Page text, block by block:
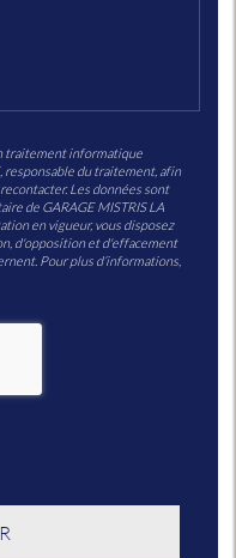
traitement informatique
, responsable du traitement, afin
Les données sont
de GARAGE MISTRIS LA
en vigueur, vous disposez
d'opposition et d'effacement
Pour plus d’informations,